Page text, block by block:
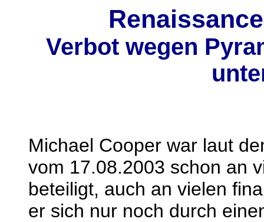
Verbot wegen
Michael Cooper war laut
vom 17.08.2003 schon an
beteiligt, auch an vielen
er sich nur noch durch